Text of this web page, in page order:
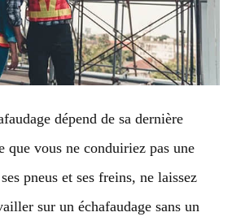
dépend de sa dernière
que vous ne conduiriez pas une
pneus et ses freins, ne laissez
sur un échafaudage sans un